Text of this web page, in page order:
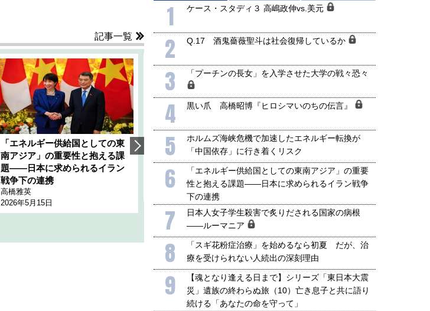
記事一覧
「エネルギー供給国としての東
南アジア」の重要性と抱える課
題――日本に求められるイラン
戦争下の連携
高橋雅英
2026年5月15日
韓国にも理解してほしい「極東
1905年体制」における日米韓安
全保障協力の意味
千々和泰明
2026年5月15日
ホルムズ海峡危機で加速したエ
ネルギー転換が「中国依存」に
行き着くリスク
小山堅
2026年5月14日
1 ケース・スタディ３ 高嶋政伸vs.美元
2 Q.17 酒鬼薔薇聖斗は社会復帰しているか
3 「プーチンの長女」を入学させた大学の戦々恐々
4 黒い爪 高橋昭博『ヒロシマいのちの伝言』
5
ホルムズ海峡危機で加速したエネルギー転換が
「中国依存」に行き着くリスク
6
「エネルギー供給国としての東南アジア」の重要
性と抱える課題――日本に求められるイラン戦争
下の連携
7
日本人女子学生殺害で炙りだされる国家の病根
――ルーマニア
8
「スギ花粉症治療」を始めるなら初夏 だが、治
療を受けられない人続出の深刻理由
9
【魂となり逢える日まで】シリーズ「東日本大震
災」遺族の終わらぬ旅（10）亡き息子と共に語り
続ける「あなたの命を守って」